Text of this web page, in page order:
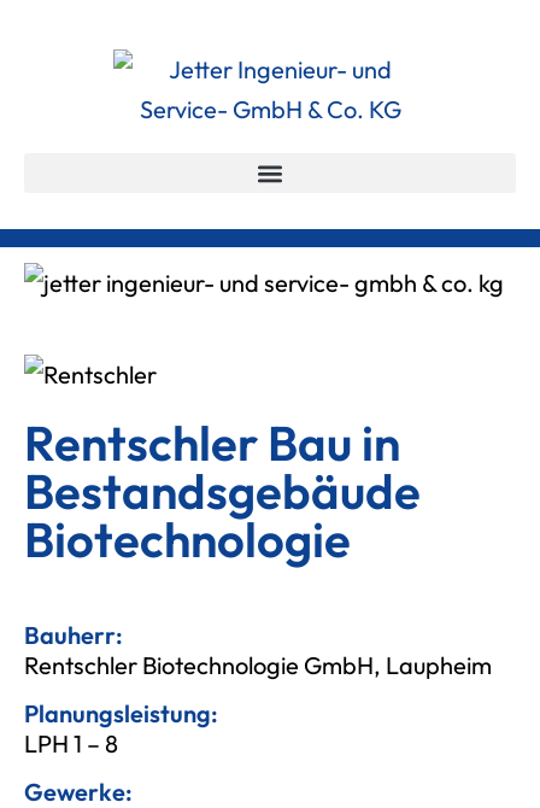
Rentschler Bau in
Bestandsgebäude
Biotechnologie
Bauherr:
Rentschler Biotechnologie GmbH, Laupheim
Planungsleistung:
LPH 1 – 8
Gewerke: